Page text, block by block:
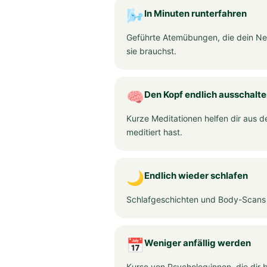
🌬️In Minuten runterfahren
Geführte Atemübungen, die dein
sie brauchst.
🧠Den Kopf endlich
Kurze Meditationen helfen dir aus
meditiert hast.
🌙Endlich wieder schlafen
Schlafgeschichten und Body-
📅Weniger anfällig werden